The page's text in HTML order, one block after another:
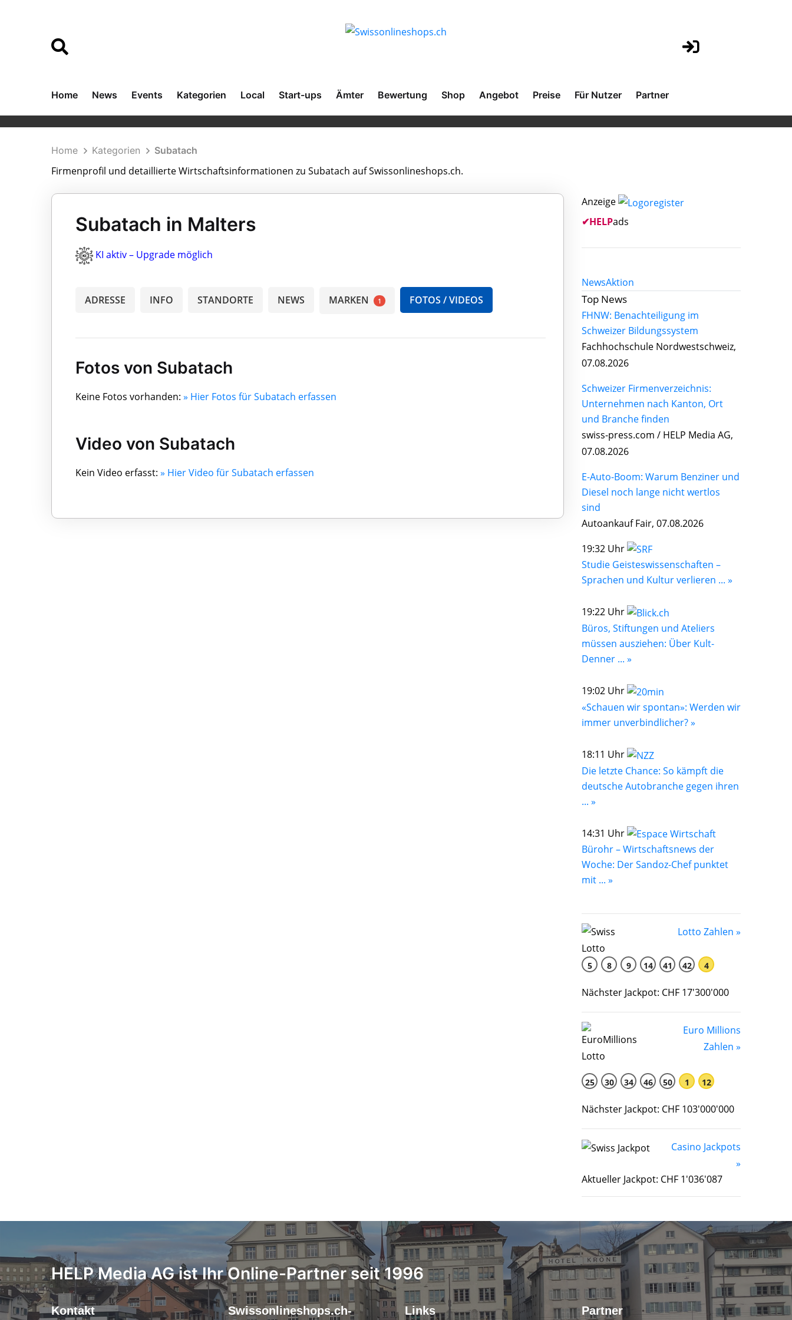
Home News Events Kategorien Local Start-ups Ämter Bewertung Shop Angebot Preise Für Nutzer Partner
Home Kategorien Subatach
Firmenprofil und detaillierte Wirtschaftsinformationen zu Subatach auf Swissonlineshops.ch.
Subatach in Malters
KI aktiv – Upgrade möglich
ADRESSE INFO STANDORTE NEWS MARKEN 1 FOTOS / VIDEOS
Fotos von Subatach
Keine Fotos vorhanden: » Hier Fotos für Subatach erfassen
Video von Subatach
Kein Video erfasst: » Hier Video für Subatach erfassen
Anzeige
✔HELPads
NewsAktion
Top News
FHNW: Benachteiligung im
Schweizer Bildungssystem
Fachhochschule Nordwestschweiz,
07.08.2026
Schweizer Firmenverzeichnis:
Unternehmen nach Kanton, Ort
und Branche finden
swiss-press.com / HELP Media AG,
07.08.2026
E-Auto-Boom: Warum Benziner und
Diesel noch lange nicht wertlos
sind
Autoankauf Fair, 07.08.2026
19:32 Uhr
Studie Geisteswissenschaften –
Sprachen und Kultur verlieren ... »
19:22 Uhr
Büros, Stiftungen und Ateliers
müssen ausziehen: Über Kult-
Denner ... »
19:02 Uhr
«Schauen wir spontan»: Werden wir
immer unverbindlicher? »
18:11 Uhr
Die letzte Chance: So kämpft die
deutsche Autobranche gegen ihren
... »
14:31 Uhr
Bürohr – Wirtschaftsnews der
Woche: Der Sandoz-Chef punktet
mit ... »
Lotto Zahlen »
5 8 9 14 41 42 4
Nächster Jackpot: CHF 17'300'000
Euro Millions
Zahlen »
25 30 34 46 50 1 12
Nächster Jackpot: CHF 103'000'000
Casino Jackpots
»
Aktueller Jackpot: CHF 1'036'087
HELP Media AG ist Ihr Online-Partner seit 1996
Kontakt Swissonlineshops.ch- Links Partner